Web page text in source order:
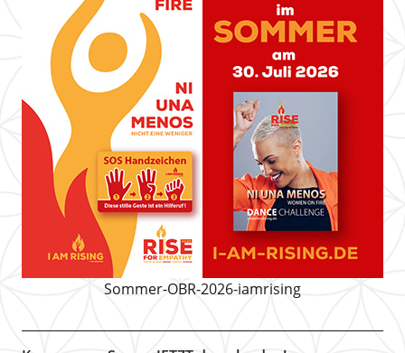
Sommer-OBR-2026-iamrising